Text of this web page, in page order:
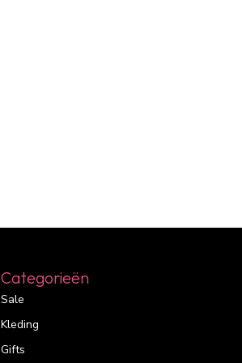
Categorieën
Sale
Kleding
Gifts